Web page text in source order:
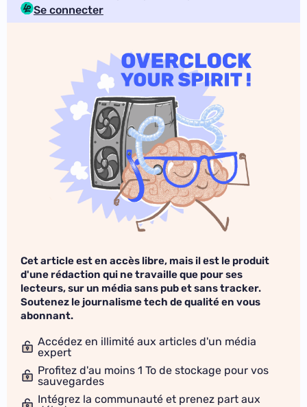
Se connecter
Cet article est en accès libre, mais il est le produit
d'une rédaction qui ne travaille que pour ses
lecteurs, sur un média sans pub et sans tracker.
Soutenez le journalisme tech de qualité en vous
abonnant.
Accédez en illimité aux articles d'un média
expert
Profitez d'au moins 1 To de stockage pour vos
sauvegardes
Intégrez la communauté et prenez part aux